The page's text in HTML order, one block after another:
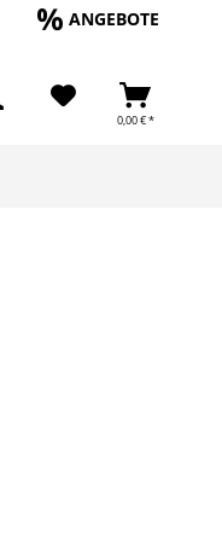
ANGEBOTE
0,00 € *